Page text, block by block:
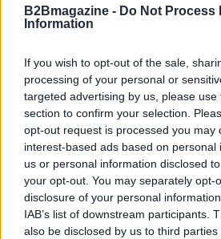
B2Bmagazine - Do Not Process
Information
If you wish to opt-out of the sale,
processing of your personal or
targeted advertising by us, please
section to confirm your selection.
opt-out request is processed you may
interest-based ads based on personal
us or personal information disclosed
your opt-out. You may separately opt-
disclosure of your personal
IAB’s list of downstream participants.
also be disclosed by us to third parties